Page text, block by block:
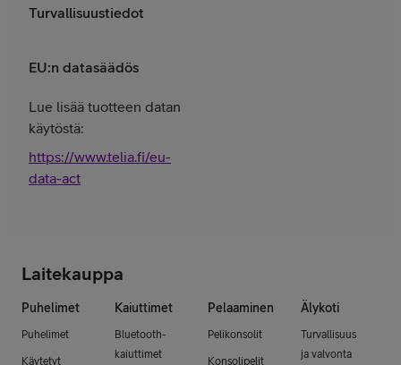
Turvallisuustiedot
EU:n datasäädös
Lue lisää tuotteen datan
käytöstä:
https://www.telia.fi/eu-
data-act
Laitekauppa
Puhelimet
Puhelimet
Käytetyt
Kaiuttimet
Bluetooth-
kaiuttimet
Pelaaminen
Pelikonsolit
Konsolipelit
Älykoti
Turvallisuus
ja valvonta